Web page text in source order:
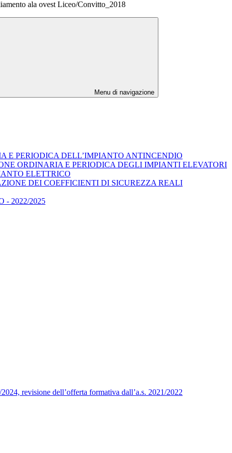
ala ovest Liceo/Convitto_2018
Menu di navigazione
E PERIODICA DELL’IMPIANTO ANTINCENDIO
ORDINARIA E PERIODICA DEGLI IMPIANTI ELEVATORI
ELETTRICO
DEI COEFFICIENTI DI SICUREZZA REALI
- 2022/2025
revisione dell’offerta formativa dall’a.s. 2021/2022